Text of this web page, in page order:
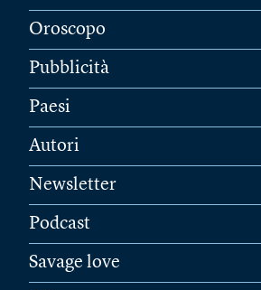
Oroscopo
Pubblicità
Paesi
Autori
Newsletter
Podcast
Savage love